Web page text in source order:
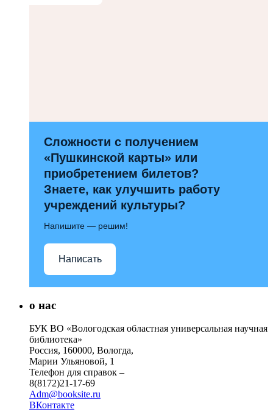
Сложности с получением
«Пушкинской карты» или
приобретением билетов?
Знаете, как улучшить работу
учреждений культуры?
Напишите — решим!
Написать
о нас
БУК ВО «Вологодская областная универсальная научная
библиотека»
Россия, 160000, Вологда,
Марии Ульяновой, 1
Телефон для справок –
8(8172)21-17-69
Adm@booksite.ru
ВКонтакте